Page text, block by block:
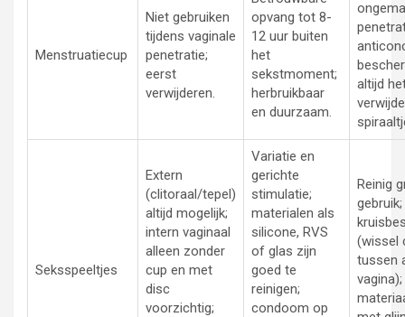
Menstruatiecup
Niet gebruiken
tijdens vaginale
penetratie;
eerst
verwijderen.
opvang tot 8-
12 uur buiten
het
sekstmoment;
herbruikbaar
en duurzaam.
altijd
Seksspeeltjes
Extern
(clitoraal/tepel)
altijd mogelijk;
intern vaginaal
alleen zonder
cup en met
disc
voorzichtig;
Variatie en
gerichte
stimulatie;
materialen als
silicone, RVS
of glas zijn
goed te
reinigen;
condoom op
Reinig
(wissel
tussen